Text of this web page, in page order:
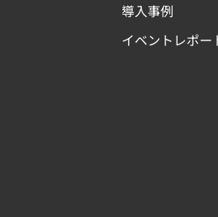
導入事例
イベントレポー